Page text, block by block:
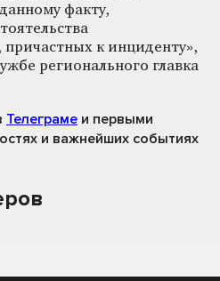
факту,
к инциденту»,
регионального главка
Телеграме и первыми
и важнейших событиях